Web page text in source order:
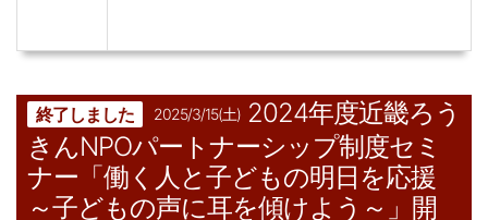
終了しました 2025/3/15(土) 2024年度近畿ろう
きんNPOパートナーシップ制度セミ
ナー「働く人と子どもの明日を応援
～子どもの声に耳を傾けよう～」開